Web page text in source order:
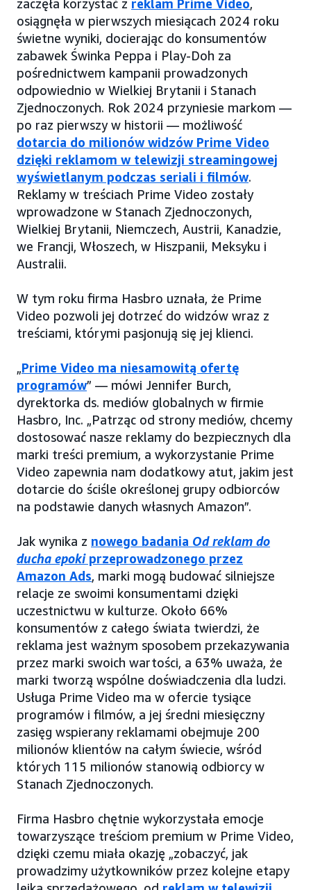
zaczęła korzystać z reklam Prime Video,
osiągnęła w pierwszych miesiącach 2024 roku
świetne wyniki, docierając do konsumentów
zabawek Świnka Peppa i Play-Doh za
pośrednictwem kampanii prowadzonych
odpowiednio w Wielkiej Brytanii i Stanach
Zjednoczonych. Rok 2024 przyniesie markom —
po raz pierwszy w historii — możliwość
dotarcia do milionów widzów Prime Video
dzięki reklamom w telewizji streamingowej
wyświetlanym podczas seriali i filmów.
Reklamy w treściach Prime Video zostały
wprowadzone w Stanach Zjednoczonych,
Wielkiej Brytanii, Niemczech, Austrii, Kanadzie,
we Francji, Włoszech, w Hiszpanii, Meksyku i
Australii.
W tym roku firma Hasbro uznała, że Prime
Video pozwoli jej dotrzeć do widzów wraz z
treściami, którymi pasjonują się jej klienci.
„Prime Video ma niesamowitą ofertę
programów” — mówi Jennifer Burch,
dyrektorka ds. mediów globalnych w firmie
Hasbro, Inc. „Patrząc od strony mediów, chcemy
dostosować nasze reklamy do bezpiecznych dla
marki treści premium, a wykorzystanie Prime
Video zapewnia nam dodatkowy atut, jakim jest
dotarcie do ściśle określonej grupy odbiorców
na podstawie danych własnych Amazon”.
Jak wynika z nowego badania Od reklam do
ducha epokiprzeprowadzonego przez
Amazon Ads, marki mogą budować silniejsze
relacje ze swoimi konsumentami dzięki
uczestnictwu w kulturze. Około 66%
konsumentów z całego świata twierdzi, że
reklama jest ważnym sposobem przekazywania
przez marki swoich wartości, a 63% uważa, że
marki tworzą wspólne doświadczenia dla ludzi.
Usługa Prime Video ma w ofercie tysiące
programów i filmów, a jej średni miesięczny
zasięg wspierany reklamami obejmuje 200
milionów klientów na całym świecie, wśród
których 115 milionów stanowią odbiorcy w
Stanach Zjednoczonych.
Firma Hasbro chętnie wykorzystała emocje
towarzyszące treściom premium w Prime Video,
dzięki czemu miała okazję „zobaczyć, jak
prowadzimy użytkowników przez kolejne etapy